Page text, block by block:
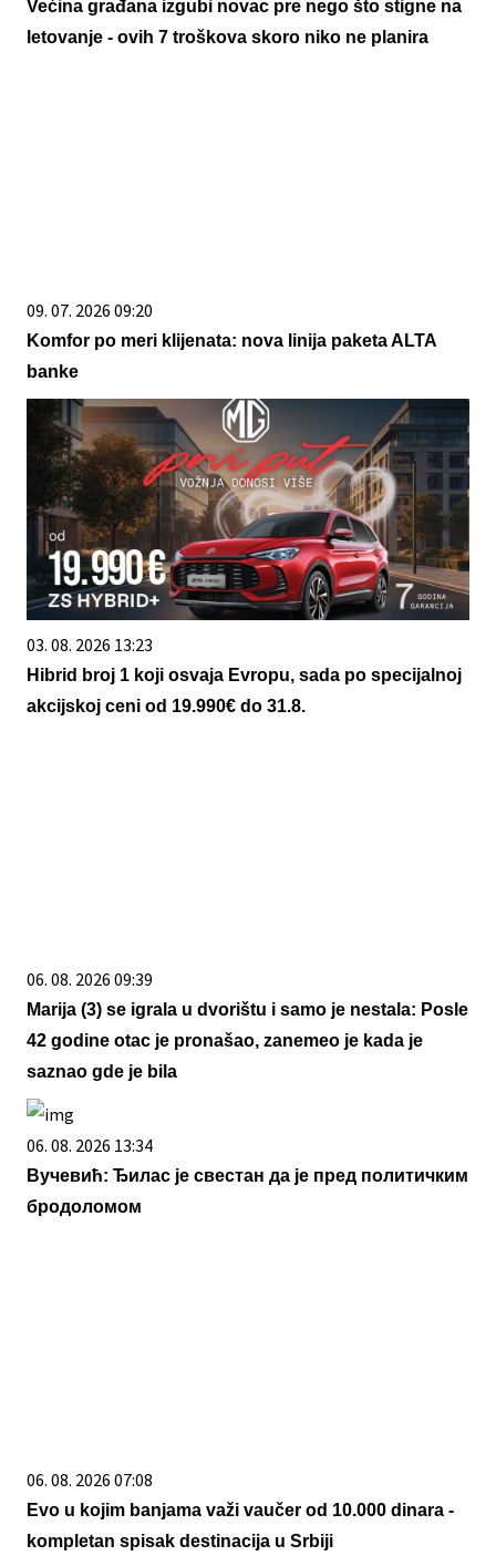
Većina građana izgubi novac pre nego što stigne na
letovanje - ovih 7 troškova skoro niko ne planira
09. 07. 2026 09:20
Komfor po meri klijenata: nova linija paketa ALTA
banke
03. 08. 2026 13:23
Hibrid broj 1 koji osvaja Evropu, sada po specijalnoj
akcijskoj ceni od 19.990€ do 31.8.
06. 08. 2026 09:39
Marija (3) se igrala u dvorištu i samo je nestala: Posle
42 godine otac je pronašao, zanemeo je kada je
saznao gde je bila
06. 08. 2026 13:34
Вучевић: Ђилас је свестан да је пред политичким
бродоломом
06. 08. 2026 07:08
Evo u kojim banjama važi vaučer od 10.000 dinara -
kompletan spisak destinacija u Srbiji